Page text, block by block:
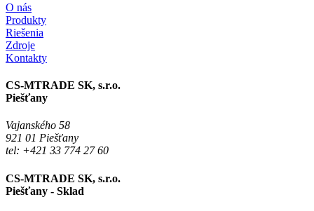
O nás
Produkty
Riešenia
Zdroje
Kontakty
CS-MTRADE SK, s.r.o.
Piešťany
Vajanského 58
921 01 Piešťany
tel: +421 33 774 27 60
CS-MTRADE SK, s.r.o.
Piešťany - Sklad